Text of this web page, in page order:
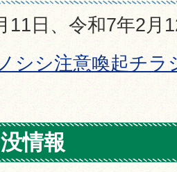
11日、令和7年2月
シシ注意喚起チラ
情報